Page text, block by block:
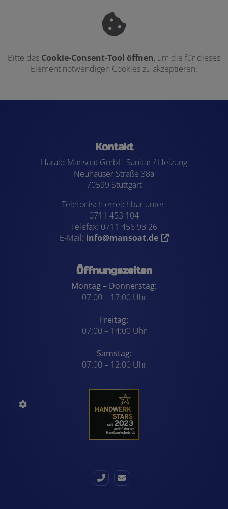
Bitte das Cookie-Consent-Tool öffnen, um die für dieses
Element notwendigen Cookies zu akzeptieren.
Kontakt
Harald Mansoat GmbH Sanitär / Heizung
Neuhauser Straße 38a
70599 Stuttgart
Telefonisch erreichbar unter:
0711 453 104
Telefax: 0711 456 93 26
E-Mail: info@mansoat.de
Öffnungszeiten
Montag – Donnerstag:
07:00 – 17:00 Uhr
Freitag:
07:00 – 14:00 Uhr
Samstag:
07:00 – 12:00 Uhr